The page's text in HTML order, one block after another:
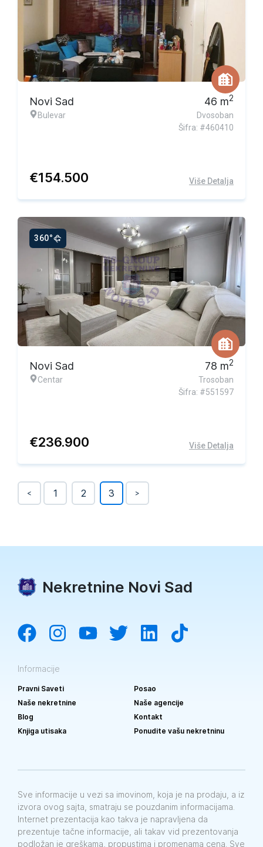
Novi Sad
Bulevar
46 m2
Dvosoban
Šifra: #460410
€154.500 Više Detalja
360°
Novi Sad
Centar
78 m2
Trosoban
Šifra: #551597
€236.900 Više Detalja
< 1 2 3 >
Nekretnine Novi Sad
Informacije
Pravni Saveti
Posao
Naše nekretnine
Naše agencije
Blog
Kontakt
Knjiga utisaka
Ponudite vašu nekretninu
Sve informacije u vezi sa imovinom, koja je na prodaju, a iz
izvora ovog sajta, smatraju se pouzdanim informacijama.
Internet prezentacija kao takva je napravljena da
prezentuje tačne informacije, ali takav vid prezentovanja
podložan je greškama, propustima i promenama cena. Sve